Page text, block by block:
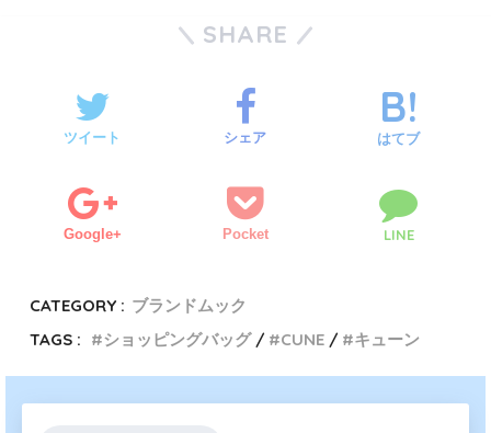
SHARE
ツイート シェア はてブ
Google+ Pocket LINE
CATEGORY : ブランドムック
TAGS :
ショッピングバッグ CUNE キューン